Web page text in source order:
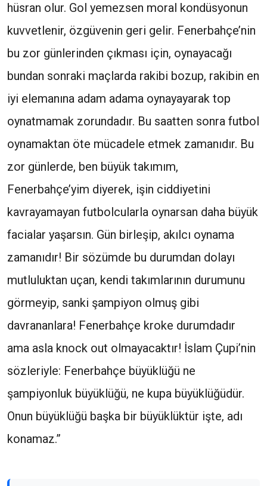
hüsran olur. Gol yemezsen moral kondüsyonun
kuvvetlenir, özgüvenin geri gelir. Fenerbahçe’nin
bu zor günlerinden çıkması için, oynayacağı
bundan sonraki maçlarda rakibi bozup, rakibin en
iyi elemanına adam adama oynayayarak top
oynatmamak zorundadır. Bu saatten sonra futbol
oynamaktan öte mücadele etmek zamanıdır. Bu
zor günlerde, ben büyük takımım,
Fenerbahçe’yim diyerek, işin ciddiyetini
kavrayamayan futbolcularla oynarsan daha büyük
facialar yaşarsın. Gün birleşip, akılcı oynama
zamanıdır! Bir sözümde bu durumdan dolayı
mutluluktan uçan, kendi takımlarının durumunu
görmeyip, sanki şampiyon olmuş gibi
davrananlara! Fenerbahçe kroke durumdadır
ama asla knock out olmayacaktır! İslam Çupi’nin
sözleriyle: Fenerbahçe büyüklüğü ne
şampiyonluk büyüklüğü‚ ne kupa büyüklüğüdür.
Onun büyüklüğü başka bir büyüklüktür işte‚ adı
konamaz.”